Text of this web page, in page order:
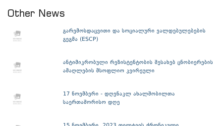
Other News
გარემოსდაცვითი და სოციალური ვალდებულებების
გეგმა (ESCP)
ანტიმიკრობული რეზისტენტობის შესახებ ცნობიერების
ამაღლების მსოფლიო კვირეული
17 ნოემბერი - დღენაკლ ახალშობილთა
საერთაშორისო დღე